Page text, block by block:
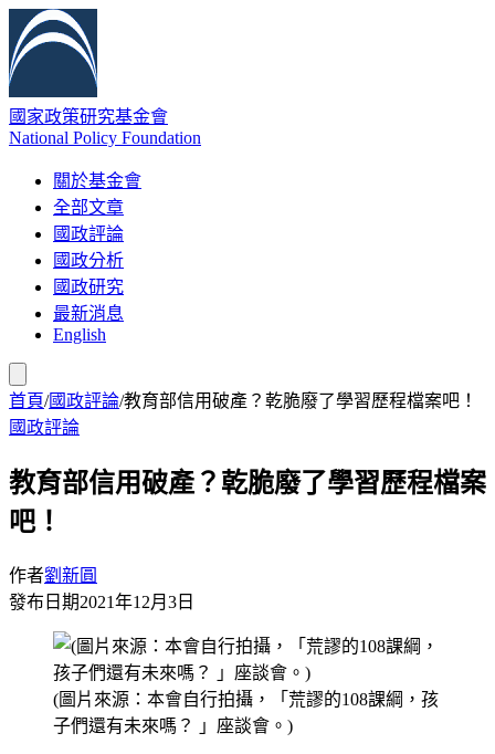
國家政策研究基金會
National Policy Foundation
關於基金會
全部文章
國政評論
國政分析
國政研究
最新消息
English
首頁/國政評論/教育部信用破產？乾脆廢了學習歷程檔案吧！
國政評論
教育部信用破產？乾脆廢了學習歷程檔案
吧！
作者劉新圓
發布日期2021年12月3日
(圖片來源：本會自行拍攝，「荒謬的108課綱，孩
子們還有未來嗎？ 」座談會。)